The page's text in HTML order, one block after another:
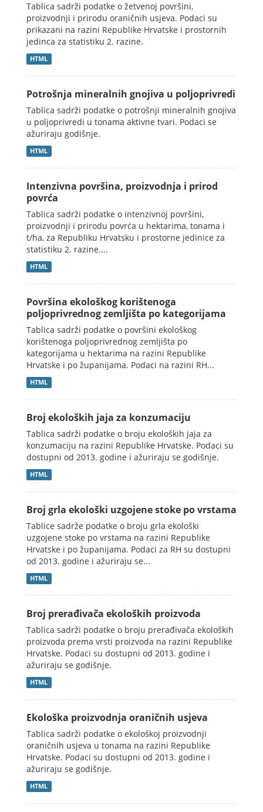
Tablica sadrži podatke o žetvenoj površini,
proizvodnji i prirodu oraničnih usjeva. Podaci su
prikazani na razini Republike Hrvatske i prostornih
jedinca za statistiku 2. razine.
HTML
Potrošnja mineralnih gnojiva u poljoprivredi
Tablica sadrži podatke o potrošnji mineralnih gnojiva
u poljoprivredi u tonama aktivne tvari. Podaci se
ažuriraju godišnje.
HTML
Intenzivna površina, proizvodnja i prirod
povrća
Tablica sadrži podatke o intenzivnoj površini,
proizvodnji i prirodu povrća u hektarima, tonama i
t/ha, za Republiku Hrvatsku i prostorne jedinice za
statistiku 2. razine....
HTML
Površina ekološkog korištenoga
poljoprivrednog zemljišta po kategorijama
Tablica sadrži podatke o površini ekološkog
korištenoga poljoprivrednog zemljišta po
kategorijama u hektarima na razini Republike
Hrvatske i po županijama. Podaci na razini RH...
HTML
Broj ekoloških jaja za konzumaciju
Tablica sadrži podatke o broju ekoloških jaja za
konzumaciju na razini Republike Hrvatske. Podaci su
dostupni od 2013. godine i ažuriraju se godišnje.
HTML
Broj grla ekološki uzgojene stoke po vrstama
Tablice sadrže podatke o broju grla ekološki
uzgojene stoke po vrstama na razini Republike
Hrvatske i po županijama. Podaci za RH su dostupni
od 2013. godine i ažuriraju se...
HTML
Broj prerađivača ekoloških proizvoda
Tablica sadrži podatke o broju prerađivača ekoloških
proizvoda prema vrsti proizvoda na razini Republike
Hrvatske. Podaci su dostupni od 2013. godine i
ažuriraju se godišnje.
HTML
Ekološka proizvodnja oraničnih usjeva
Tablica sadrži podatke o ekološkoj proizvodnji
oraničnih usjeva u tonama na razini Republike
Hrvatske. Podaci su dostupni od 2013. godine i
ažuriraju se godišnje.
HTML